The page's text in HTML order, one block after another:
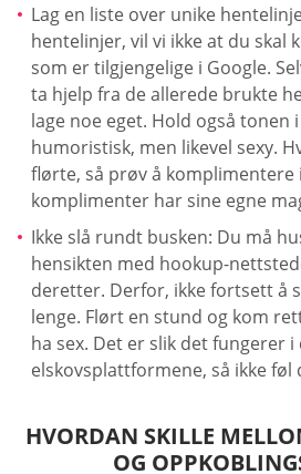
Lag en liste over unike
hentelinjer, vil vi ikke at du skal
som er tilgjengelige i Google.
ta hjelp fra de allerede brukte
lage noe eget. Hold også tonen
humoristisk, men likevel sexy.
flørte, så prøv å
komplimenter har sine egne
Ikke slå rundt busken: Du må
hensikten med hookup-
deretter. Derfor, ikke fortsett å
lenge. Flørt en stund og kom
ha sex. Det er slik det fungerer
elskovsplattformene, så ikke føl
HVORDAN SKILLE
OG